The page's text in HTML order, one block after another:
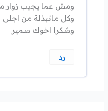
ومش عما يجيب زوار
وكل ماتبذلة من اجلى
وشكرا اخوك سمير
رد